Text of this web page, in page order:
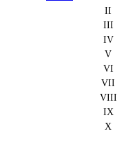
II
III
IV
V
VI
VII
VIII
IX
X